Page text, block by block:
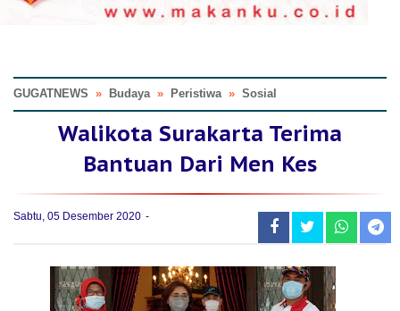
GUGATNEWS » Budaya » Peristiwa » Sosial
Walikota Surakarta Terima
Bantuan Dari Men Kes
Sabtu, 05 Desember 2020